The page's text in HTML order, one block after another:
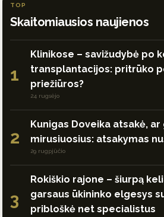
TOP
Skaitomiausios naujienos
1
Klinikose – savižudybė po
transplantacijos: pritrūko
priežiūros?
24 rugsėjo
2
Kunigas Doveika atsakė,
mirusiuosius: atsakymas
29 rugpjūčio
3
Rokiškio rajone – šiurpą
garsaus ūkininko elgesys
pribloškė net specialistus